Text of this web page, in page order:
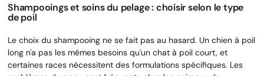
Shampooings et soins du pelage : choisir selon le type
de poil
Le choix du shampooing ne se fait pas au hasard. Un chien à poil
long n'a pas les mêmes besoins qu'un chat à poil court, et
certaines races nécessitent des formulations spécifiques. Les